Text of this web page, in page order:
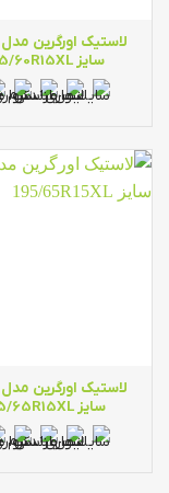
سایز 185/60R15XL
سایز 195/65R15XL